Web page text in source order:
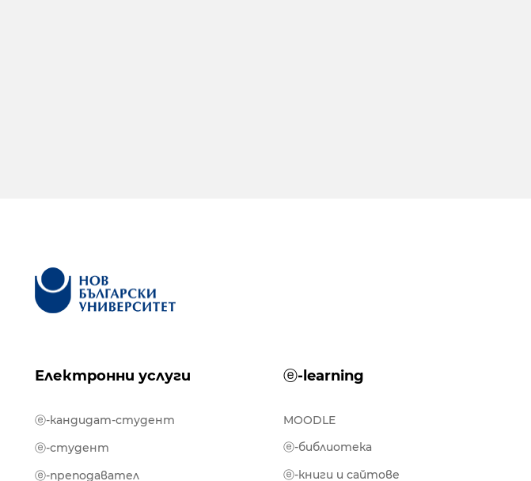
Електронни услуги ⓔ-learning
ⓔ-кандидат-студент
ⓔ-студент
ⓔ-преподавател
MOODLE
ⓔ-библиотека
ⓔ-книги и сайтове